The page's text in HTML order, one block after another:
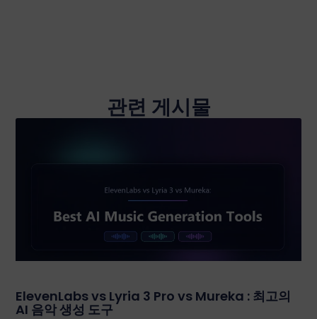
관련 게시물
ElevenLabs vs Lyria 3 Pro vs Mureka : 최고의
AI 음악 생성 도구